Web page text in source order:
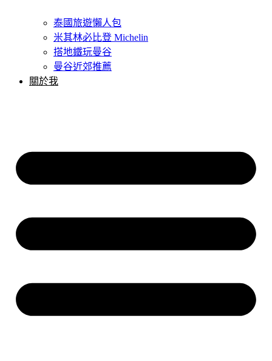
泰國旅遊懶人包
米其林必比登 Michelin
搭地鐵玩曼谷
曼谷近郊推薦
關於我